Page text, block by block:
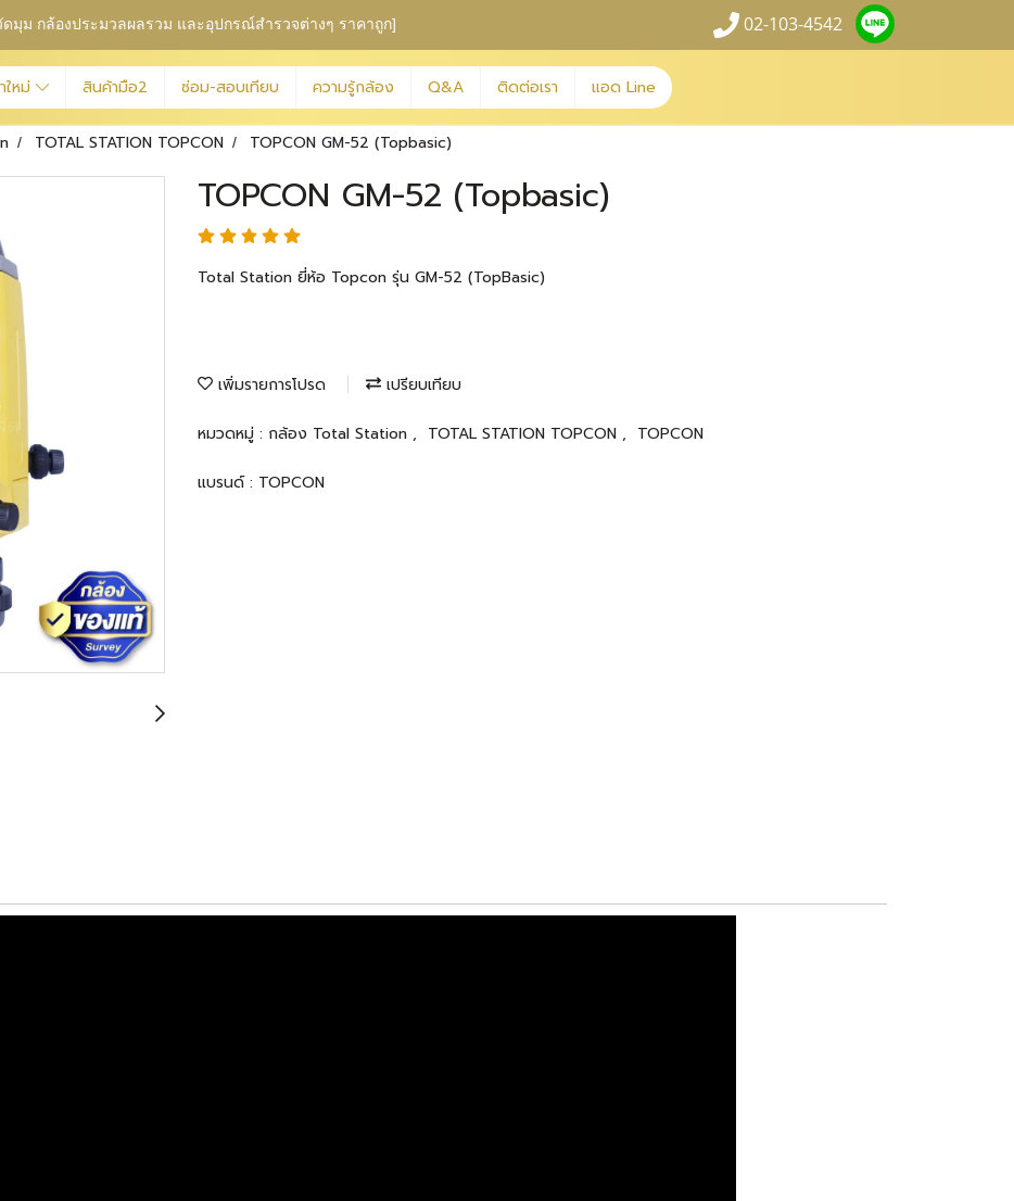
มุม กล้องประมวลผลรวม และอุปกรณ์สำรวจต่างๆ ราคาถูก] 02-103-4542
ใหม่ สินค้ามือ2 ซ่อม-สอบเทียบ ความรู้กล้อง Q&A ติดต่อเรา แอด Line
TOTAL STATION TOPCON TOPCON GM-52 (Topbasic)
TOPCON GM-52 (Topbasic)
Total Station ยี่ห้อ Topcon รุ่น GM-52 (TopBasic)
เพิ่มรายการโปรด เปรียบเทียบ
หมวดหมู่ : กล้อง Total Station , TOTAL STATION TOPCON , TOPCON
แบรนด์ : TOPCON